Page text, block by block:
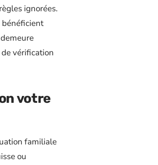
ignorées.
bénéficient
demeure
vérification
votre
familiale
ou